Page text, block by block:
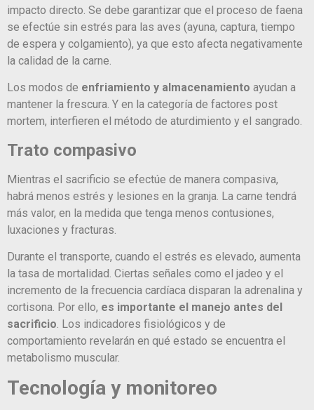
impacto directo. Se debe garantizar que el proceso de faena
se efectúe sin estrés para las aves (ayuna, captura, tiempo
de espera y colgamiento), ya que esto afecta negativamente
la calidad de la carne.
Los modos de enfriamiento y almacenamiento ayudan a
mantener la frescura. Y en la categoría de factores post
mortem, interfieren el método de aturdimiento y el sangrado.
Trato compasivo
Mientras el sacrificio se efectúe de manera compasiva,
habrá menos estrés y lesiones en la granja. La carne tendrá
más valor, en la medida que tenga menos contusiones,
luxaciones y fracturas.
Durante el transporte, cuando el estrés es elevado, aumenta
la tasa de mortalidad. Ciertas señales como el jadeo y el
incremento de la frecuencia cardíaca disparan la adrenalina y
cortisona. Por ello, es importante el manejo antes del
sacrificio. Los indicadores fisiológicos y de
comportamiento revelarán en qué estado se encuentra el
metabolismo muscular.
Tecnología y monitoreo